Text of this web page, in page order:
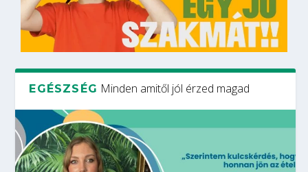
EGÉSZSÉG Minden amitől jól érzed magad